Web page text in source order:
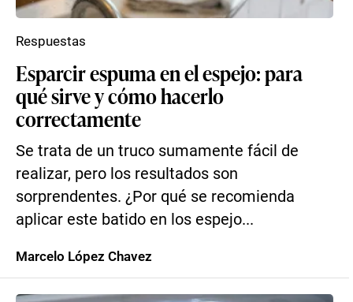
Esparcir espuma en el espejo: para
qué sirve y cómo hacerlo
correctamente
Se trata de un truco sumamente fácil de
realizar, pero los resultados son
sorprendentes. ¿Por qué se recomienda
aplicar este batido en los espejo...
Respuestas
Marcelo López Chavez